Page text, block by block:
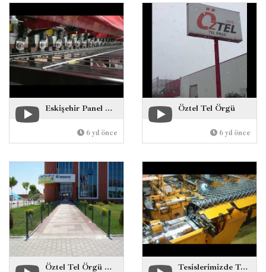
Eskişehir Panel Çit İmalatı
6 yıl önce
Öztel Tel Örgü
6 yıl önce
Öztel Tel Örgü Çit Montajı Tesislerimizde Tel Örgü İmalatı